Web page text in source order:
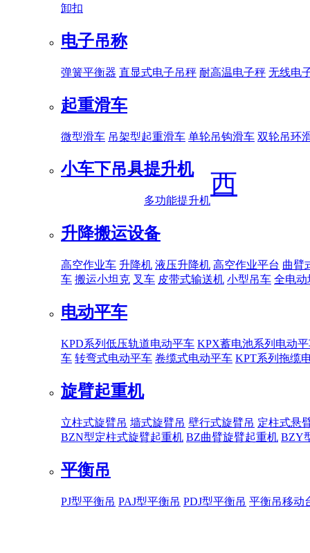
卸扣
电子吊称
弹簧平衡器 直显式电子吊秤 耐高温电子秤 无线电
起重滑车
微型滑车 吊架型起重滑车 单轮吊钩滑车 双轮吊环
小车下吊具提升机
多功能提升机
升降搬运设备
高空作业车 升降机 液压升降机 高空作业平台 曲臂
车 搬运小坦克 叉车 皮带式输送机 小型吊车 全电动
电动平车
KPD系列低压轨道电动平车 KPX蓄电池系列电动
车 转弯式电动平车 卷缆式电动平车 KPT系列拖缆
旋臂起重机
立柱式旋臂吊 墙式旋臂吊 壁行式旋臂吊 定柱式悬
BZN型定柱式旋臂起重机 BZ曲臂旋臂起重机 BZY
平衡吊
PJ型平衡吊 PAJ型平衡吊 PDJ型平衡吊 平衡吊移动
西